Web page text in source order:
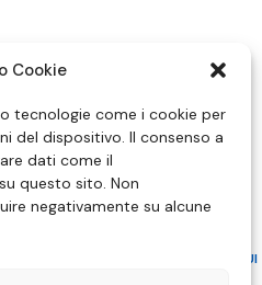
Cookie
tecnologie come i cookie per
del dispositivo. Il consenso a
dati come il
questo sito. Non
negativamente su alcune
PRINCIPIO DEL PLURALISMO, DI CUI